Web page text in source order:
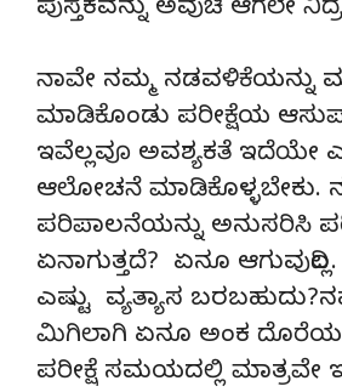
ಪುಸ್ತಕವನ್ನು ಅವುಚಿ ಆಗಲೇ
ನಾವೇ ನಮ್ಮ ನಡವಳಿಕೆಯನ್ನು
ಮಾಡಿಕೊಂಡು ಪರೀಕ್ಷೆಯ
ಇವೆಲ್ಲವೂ ಅವಶ್ಯಕತೆ ಇದೆಯೇ
ಆಲೋಚನೆ ಮಾಡಿಕೊಳ್ಳಬೇಕು.
ಪರಿಪಾಲನೆಯನ್ನು ಅನುಸರಿಸಿ
ಏನಾಗುತ್ತದೆ? ಏನೂ
ಎಷ್ಟು ವ್ಯತ್ಯಾಸ
ಮಿಗಿಲಾಗಿ ಏನೂ ಅಂಕ
ಪರೀಕ್ಷೆ ಸಮಯದಲ್ಲಿ ಮಾತ್ರವೇ